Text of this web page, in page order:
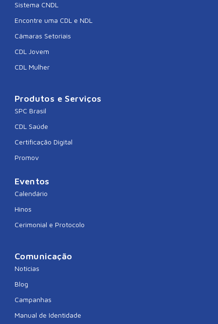
Sistema CNDL
Encontre uma CDL e NDL
Câmaras Setoriais
CDL Jovem
CDL Mulher
Produtos e Serviços
SPC Brasil
CDL Saúde
Certificação Digital
Promov
Eventos
Calendário
Hinos
Cerimonial e Protocolo
Comunicação
Notícias
Blog
Campanhas
Manual de Identidade